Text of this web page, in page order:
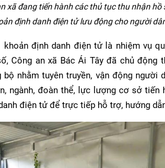
xã đang tiến hành các thủ tục thu nhận hồ
định danh điện tử lưu động cho người
định danh điện tử là nhiệm vụ
Công an xã Bác Ái Tây đã chủ động
nhằm tuyên truyền, vận động
ngành, đoàn thể, lực lượng cơ sở
điện tử để trực tiếp hỗ trợ, hướng